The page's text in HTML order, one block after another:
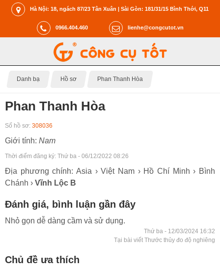
Hà Nội: 18, ngách 87/23 Tân Xuân | Sài Gòn: 181/31/15 Bình Thới, Q11
0966.404.460 lienhe@congcutot.vn
Danh bạ Hồ sơ Phan Thanh Hòa
Phan Thanh Hòa
Số hồ sơ: 308036
Giới tính: Nam
Thời điểm đăng ký: Thứ ba - 06/12/2022 08:26
Địa phương chính: Asia › Việt Nam › Hồ Chí Minh › Bình
Chánh › Vĩnh Lộc B
Đánh giá, bình luận gần đây
Nhỏ gọn dễ dàng cầm và sử dụng.
Thứ ba - 12/03/2024 16:32
Tại bài viết Thước thủy đo độ nghiêng
Chủ đề ưa thích